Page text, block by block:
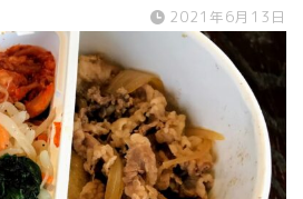
2021年6月13日